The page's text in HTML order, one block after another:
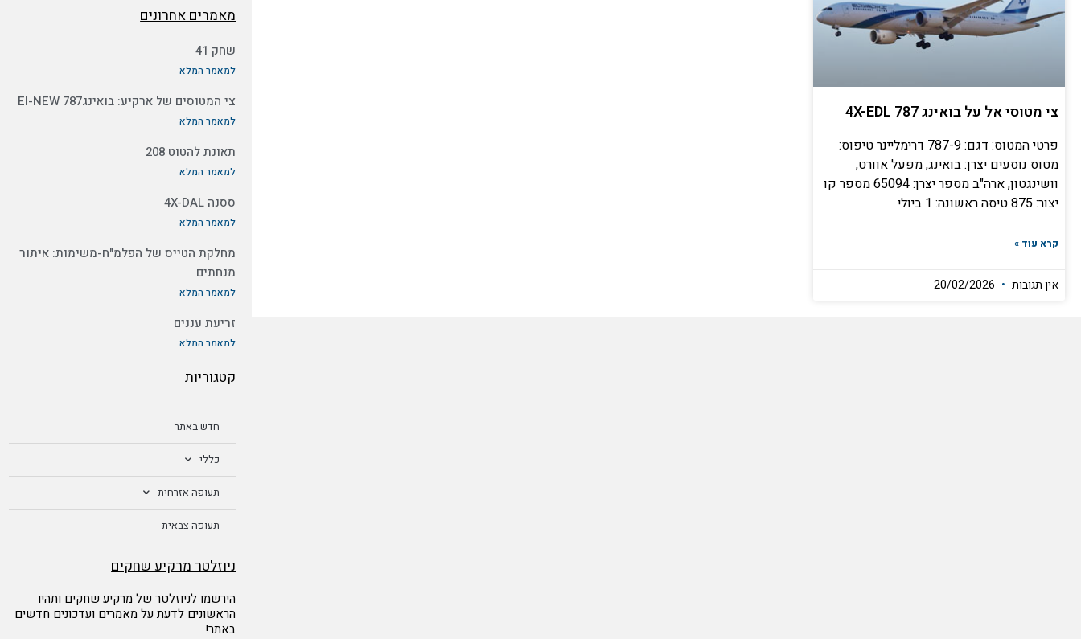
צי מטוסי אל על בואינג 4X-EDL 787
פרטי המטוס: דגם: 787-9 דרימליינר טיפוס:
מטוס נוסעים יצרן: בואינג, מפעל אוורט,
וושינגטון, ארה"ב מספר יצרן: 65094 מספר קו
יצור: 875 טיסה ראשונה: 1 ביולי
קרא עוד »
אין תגובות
מאמרים אחרונים
שחק 41
למאמר המלא
צי המטוסים של ארקיע: בואינג787 EI-NEW
למאמר המלא
תאונת להטוט 208
למאמר המלא
ססנה 4X-DAL
למאמר המלא
מחלקת הטייס של הפלמ"ח-משימות: איתור
מנחתים
למאמר המלא
זריעת עננים
למאמר המלא
קטגוריות
חדש באתר
כללי
תעופה אזרחית
תעופה צבאית
ניוזלטר מרקיע שחקים
הירשמו לניוזלטר של מרקיע שחקים ותהיו
הראשונים לדעת על מאמרים ועדכונים חדשים
באתר!